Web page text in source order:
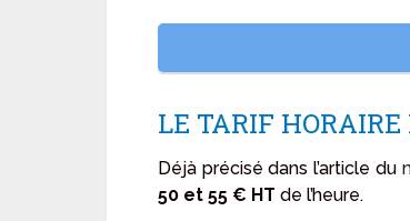
LE TARIF HORAIRE
Déjà précisé dans l’article du
50 et 55 € HT de l’heure.